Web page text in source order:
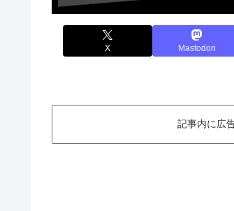
X Mastodon
記事内に広